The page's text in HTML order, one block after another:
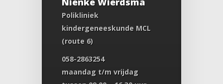
Polikliniek
kindergeneeskunde MCL
(route 6)
058-2863254
maandag t/m vrijdag